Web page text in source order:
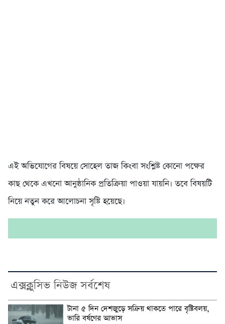
এই অভিযোগের বিষয়ে সোহেল তাজ কিংবা সংশ্লিষ্ট কোনো পক্ষের
কাছ থেকে এখনো আনুষ্ঠানিক প্রতিক্রিয়া পাওয়া যায়নি। তবে বিষয়টি
নিয়ে নতুন করে আলোচনা সৃষ্টি হয়েছে।
এক্সক্লুসিভ নিউজ সর্বশেষ
টানা ৫ দিন দেশজুড়ে সক্রিয় থাকতে পারে বৃষ্টিবলয়,
ভারি বর্ষণের আভাস